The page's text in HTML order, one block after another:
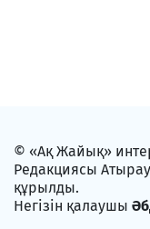
© «Ақ Жайық»
Редакциясы
құрылды.
Негізін қалаушы